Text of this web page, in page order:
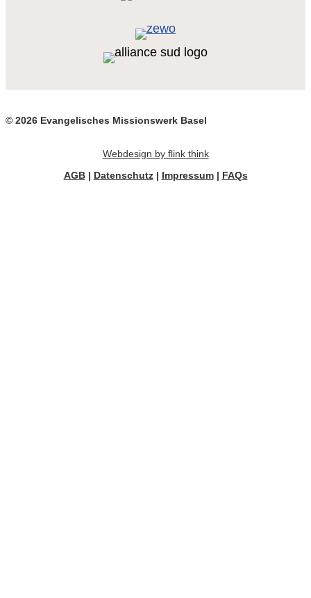
© 2026 Evangelisches Missionswerk Basel
Webdesign by flink think
AGB| Datenschutz| Impressum| FAQs